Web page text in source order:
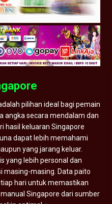
pilihan ideal bagi pemain
angka secara mendalam dan
hasil keluaran Singapore
dapat lebih memahami
yang jarang keluar.
yang lebih personal dan
masing-masing. Data paito
hari untuk memastikan
Singapore dari sumber